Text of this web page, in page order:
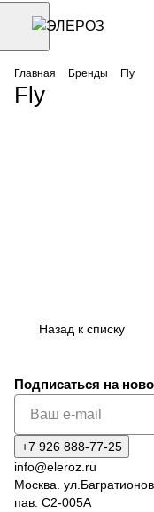
Главная Бренды Fly
Fly
Назад к списку
Подписаться на
+7 926 888-77-25
info@eleroz.ru
Москва.
пав. C2-005A